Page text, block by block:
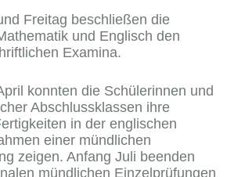
Freitag beschließen die
und Englisch den
Examina.
konnten die Schülerinnen und
Abschlussklassen ihre
in der englischen
einer mündlichen
zeigen. Anfang Juli beenden
mündlichen Einzelprüfungen